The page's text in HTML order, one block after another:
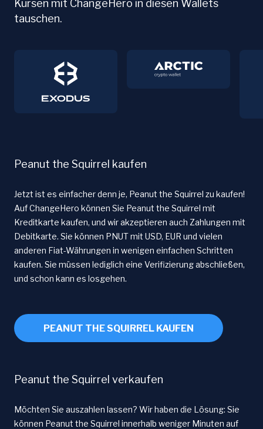
Kursen mit ChangeHero in diesen Wallets
tauschen.
Peanut the Squirrel kaufen
Jetzt ist es einfacher denn je, Peanut the Squirrel zu kaufen!
Auf ChangeHero können Sie Peanut the Squirrel mit
Kreditkarte kaufen, und wir akzeptieren auch Zahlungen mit
Debitkarte. Sie können PNUT mit USD, EUR und vielen
anderen Fiat-Währungen in wenigen einfachen Schritten
kaufen. Sie müssen lediglich eine Verifizierung abschließen,
und schon kann es losgehen.
PEANUT THE SQUIRREL KAUFEN
Peanut the Squirrel verkaufen
Möchten Sie auszahlen lassen? Wir haben die Lösung: Sie
können Peanut the Squirrel innerhalb weniger Minuten auf